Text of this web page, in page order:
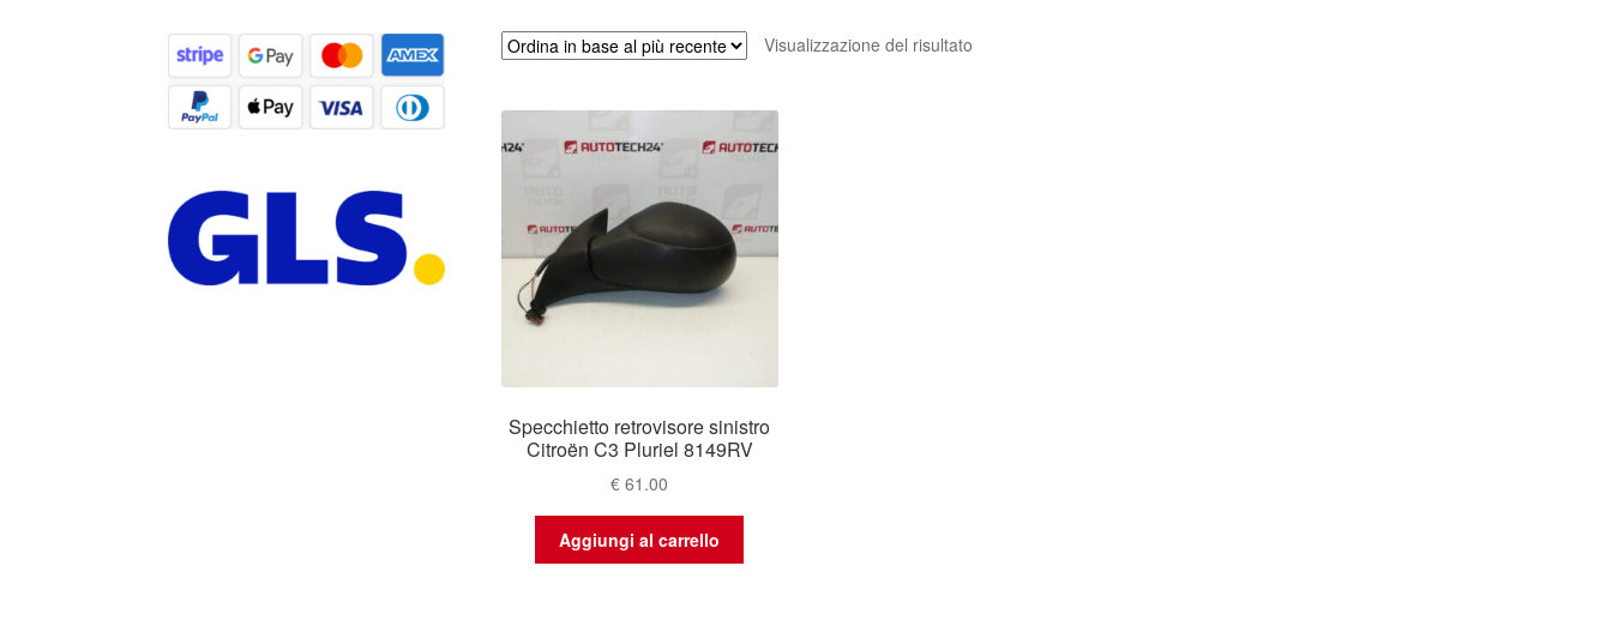
Visualizzazione del risultato
Specchietto retrovisore sinistro
Citroën C3 Pluriel 8149RV
€ 61.00
Aggiungi al carrello